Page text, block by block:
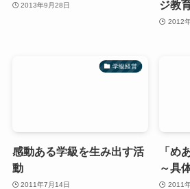
2013年9月28日
ジ教
2012
学級経営
感動ある学級を生み出す活
動
2011年7月14日
「め
～具
2011